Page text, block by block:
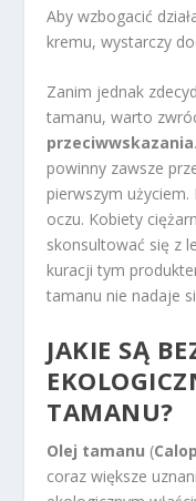
Aby wzbogacić
kremu, wystarczy
Zanim jednak
tamanu, warto
przeciwwskazania
powinny zawsze
pierwszym
oczu. Kobiety
skonsultować się z
kuracji tym
tamanu nie nadaje
JAKIE SĄ
TAMANU?
Olej tamanu (
coraz większe